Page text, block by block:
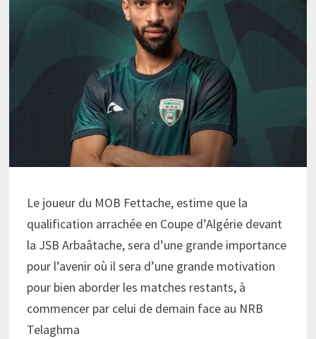
Le joueur du MOB Fettache, estime que la
qualification arrachée en Coupe d’Algérie devant
la JSB Arbaâtache, sera d’une grande importance
pour l’avenir où il sera d’une grande motivation
pour bien aborder les matches restants, à
commencer par celui de demain face au NRB
Telaghma